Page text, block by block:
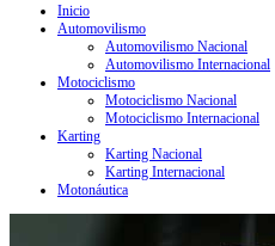
Inicio
Automovilismo
Automovilismo Nacional
Automovilismo Internacional
Motociclismo
Motociclismo Nacional
Motociclismo Internacional
Karting
Karting Nacional
Karting Internacional
Motonáutica